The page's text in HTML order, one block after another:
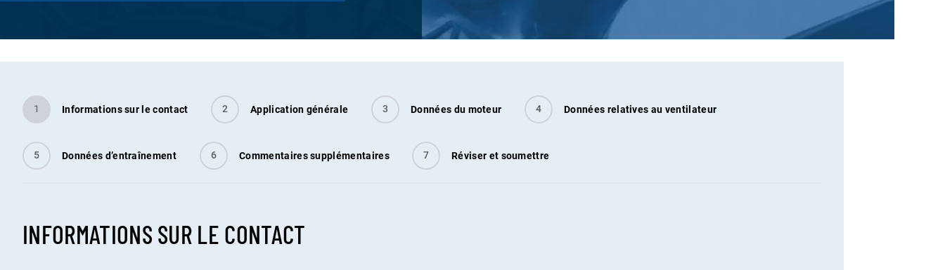
1 Informations sur le contact 2 Application générale 3 Données du moteur 4 Données relatives au ventilateur
5 Données d’entraînement 6 Commentaires supplémentaires 7 Réviser et soumettre
INFORMATIONS SUR LE CONTACT